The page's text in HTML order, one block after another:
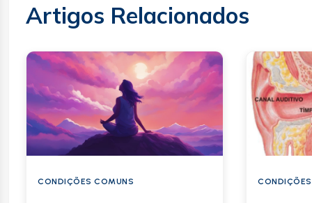
Artigos Relacionados
CONDIÇÕES COMUNS